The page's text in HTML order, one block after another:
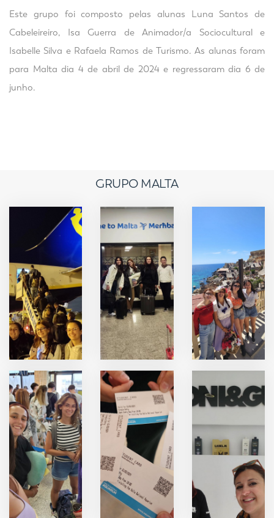
Este grupo foi composto pelas alunas Luna Santos de
Cabeleireiro, Isa Guerra de Animador/a Sociocultural e
Isabelle Silva e Rafaela Ramos de Turismo. As alunas foram
para Malta dia 4 de abril de 2024 e regressaram dia 6 de
junho.
GRUPO MALTA